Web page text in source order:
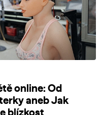
online: Od
aneb Jak